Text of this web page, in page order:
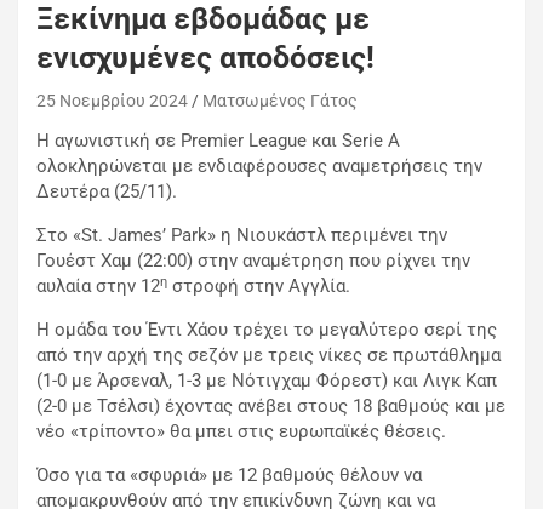
Ξεκίνημα εβδομάδας με
ενισχυμένες αποδόσεις!
25 Νοεμβρίου 2024 Ματσωμένος Γάτος
Η αγωνιστική σε Premier League και Serie A
ολοκληρώνεται με ενδιαφέρουσες αναμετρήσεις την
Δευτέρα (25/11).
Στο «St. James’ Park» η Νιουκάστλ περιμένει την
Γουέστ Χαμ (22:00) στην αναμέτρηση που ρίχνει την
αυλαία στην 12η στροφή στην Αγγλία.
Η ομάδα του Έντι Χάου τρέχει το μεγαλύτερο σερί της
από την αρχή της σεζόν με τρεις νίκες σε πρωτάθλημα
(1-0 με Άρσεναλ, 1-3 με Νότιγχαμ Φόρεστ) και Λιγκ Καπ
(2-0 με Τσέλσι) έχοντας ανέβει στους 18 βαθμούς και με
νέο «τρίποντο» θα μπει στις ευρωπαϊκές θέσεις.
Όσο για τα «σφυριά» με 12 βαθμούς θέλουν να
απομακρυνθούν από την επικίνδυνη ζώνη και να